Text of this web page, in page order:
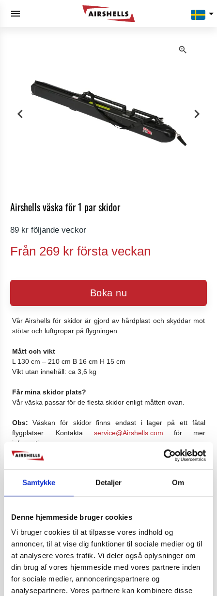
Samtykke Detaljer Om
Denne hjemmeside bruger cookies
Vi bruger cookies til at tilpasse vores indhold og
annoncer, til at vise dig funktioner til sociale medier og til
at analysere vores trafik. Vi deler også oplysninger om
din brug af vores hjemmeside med vores partnere inden
for sociale medier, annonceringspartnere og
analysepartnere. Vores partnere kan kombinere disse
menu arrow_drop_down
Airshells väska för 1 par skidor
Från 269 kr första veckan
89 kr följande veckor
Boka nu
Vår Airshells för skidor är gjord av hårdplast och skyddar mot
stötar och luftgropar på flygningen.
Mått och vikt
L 130 cm – 210 cm B 16 cm H 15 cm
Vikt utan innehåll: ca 3,6 kg
Får mina skidor plats?
Vår väska passar för de flesta skidor enligt måtten ovan.
Obs: Väskan för skidor finns endast i lager på ett fåtal
flygplatser. Kontakta service@Airshells.com för mer
information.